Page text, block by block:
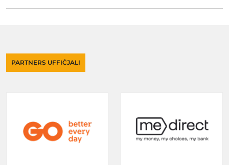
PARTNERS UFFIĊJALI